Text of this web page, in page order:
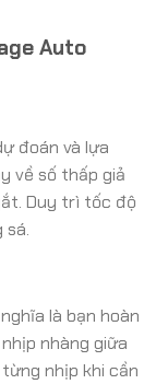
Auto
đoán và lựa
về số thấp giả
Duy trì tốc độ
sá.
là bạn hoàn
nhàng giữa
nhịp khi cần